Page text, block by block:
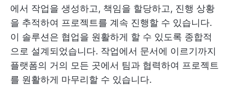
에서 작업을 생성하고, 책임을 할당하고, 진행 상황
을 추적하여 프로젝트를 계속 진행할 수 있습니다.
이 솔루션은 협업을 원활하게 할 수 있도록 종합적
으로 설계되었습니다. 작업에서 문서에 이르기까지
플랫폼의 거의 모든 곳에서 팀과 협력하여 프로젝트
를 원활하게 마무리할 수 있습니다.